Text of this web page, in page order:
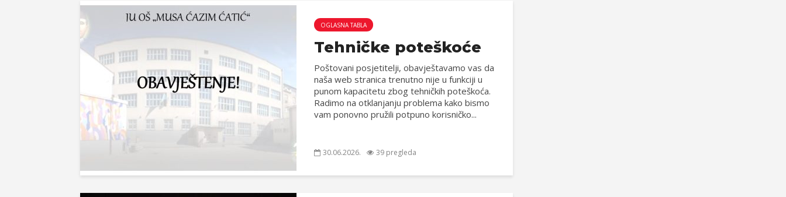
OGLASNA TABLA
Tehničke poteškoće
Poštovani posjetitelji, obavještavamo vas da
naša web stranica trenutno nije u funkciji u
punom kapacitetu zbog tehničkih poteškoća.
Radimo na otklanjanju problema kako bismo
vam ponovno pružili potpuno korisničko...
30.06.2026. 39 pregleda